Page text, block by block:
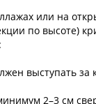
или на
по высоте)
выступать за
2–3 см